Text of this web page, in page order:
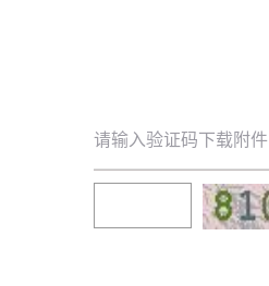
请输入验证码下载附件